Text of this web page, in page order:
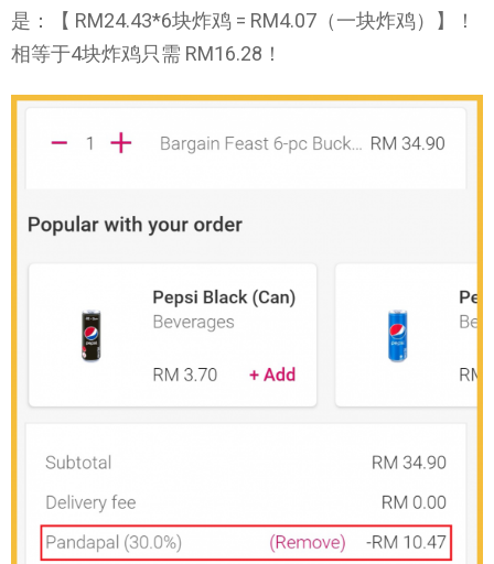
是：【 RM24.43*6块炸鸡 = RM4.07（一块炸鸡）】！
相等于4块炸鸡只需 RM16.28！